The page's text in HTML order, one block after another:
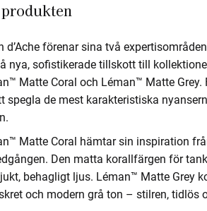
produkten
d’Ache förenar sina två
nya, sofistikerade tillskott till
Matte Coral och Léman™ Matte
spegla de mest karakteristiska
Matte Coral hämtar sin inspiration
Den matta korallfärgen för
behagligt ljus. Léman™ Matte Grey
och modern grå ton – stilren, tidlös